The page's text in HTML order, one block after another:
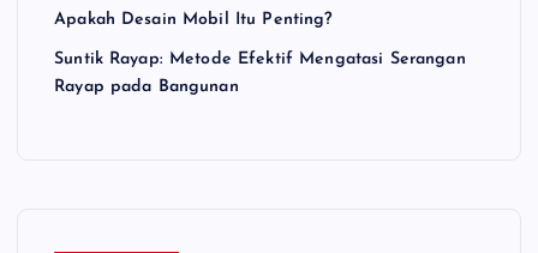
Apakah Desain Mobil Itu Penting?
Suntik Rayap: Metode Efektif Mengatasi Serangan
Rayap pada Bangunan